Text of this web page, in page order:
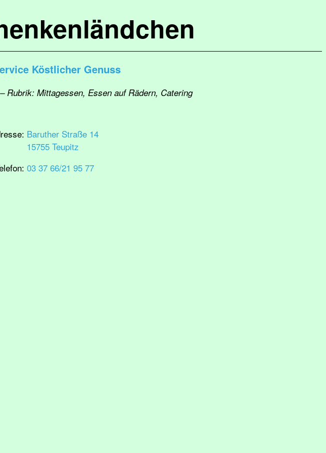
Köstlicher Genuss
Rubrik: Mittagessen, Essen auf Rädern, Catering
Baruther Straße 14
15755 Teupitz
03 37 66/21 95 77